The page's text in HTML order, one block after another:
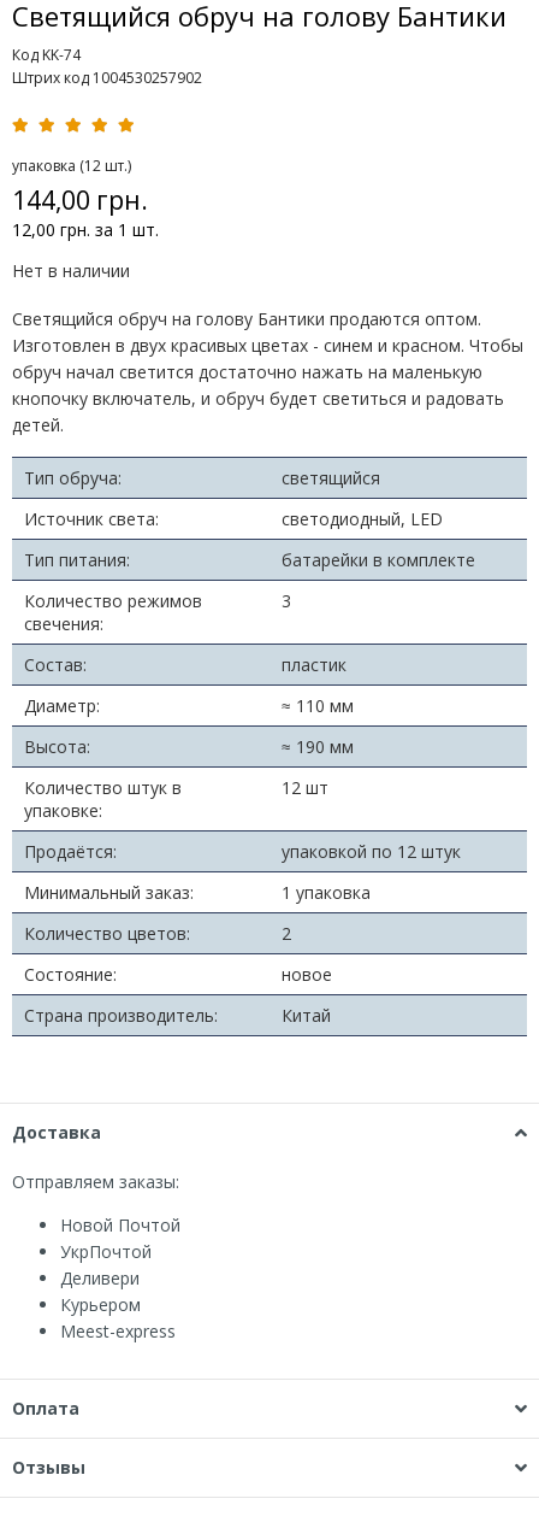
Светящийся обруч на голову Бантики
Код KK-74
Штрих код 1004530257902
упаковка (12 шт.)
144,00 грн.
12,00 грн. за 1 шт.
Нет в наличии
Светящийся обруч на голову Бантики продаются оптом.
Изготовлен в двух красивых цветах - синем и красном. Чтобы
обруч начал светится достаточно нажать на маленькую
кнопочку включатель, и обруч будет светиться и радовать
детей.
Тип обруча:
светящийся
Источник света:
светодиодный, LED
Тип питания:
батарейки в комплекте
Количество режимов
свечения:
3
Состав:
пластик
Диаметр:
≈ 110 мм
Высота:
≈ 190 мм
Количество штук в
упаковке:
12 шт
Продаётся:
упаковкой по 12 штук
Минимальный заказ:
1 упаковка
Количество цветов:
2
Состояние:
новое
Страна производитель:
Китай
Доставка
Отправляем заказы:
Новой Почтой
УкрПочтой
Деливери
Курьером
Мeest-express
Оплата
Отзывы